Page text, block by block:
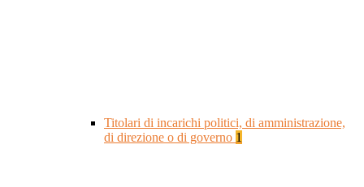
Titolari di incarichi politici, di amministrazione,
di direzione o di governo 1